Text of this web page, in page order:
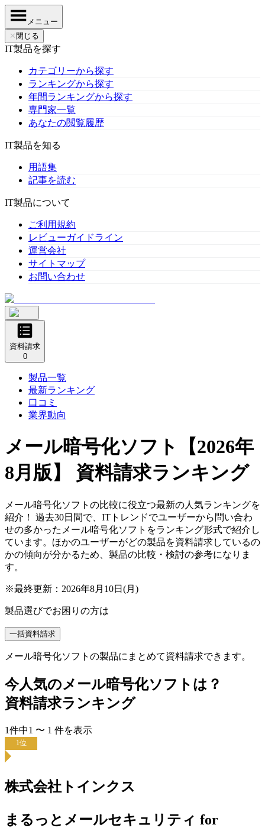
メニュー
✕ 閉じる
IT製品を探す
カテゴリーから探す
ランキングから探す
年間ランキングから探す
専門家一覧
あなたの閲覧履歴
IT製品を知る
用語集
記事を読む
IT製品について
ご利用規約
レビューガイドライン
運営会社
サイトマップ
お問い合わせ
資料請求
0
製品一覧
最新ランキング
口コミ
業界動向
メール暗号化ソフト
【2026年
8月版】 資料請求ランキング
メール暗号化ソフトの比較に役立つ最新の人気ランキングを
紹介！ 過去30日間で、ITトレンドでユーザーから問い合わ
せの多かったメール暗号化ソフトをランキング形式で紹介し
ています。ほかのユーザーがどの製品を資料請求しているの
かの傾向が分かるため、製品の比較・検討の参考になりま
す。
※最終更新： 2026年8月10日(月)
製品選びでお困りの方は
一括資料請求
メール暗号化ソフトの製品にまとめて資料請求できます。
今人気のメール暗号化ソフト は？
資料請求ランキング
1件中1 〜 1 件を表示
1位
株式会社トインクス
まるっとメールセキュリティ for